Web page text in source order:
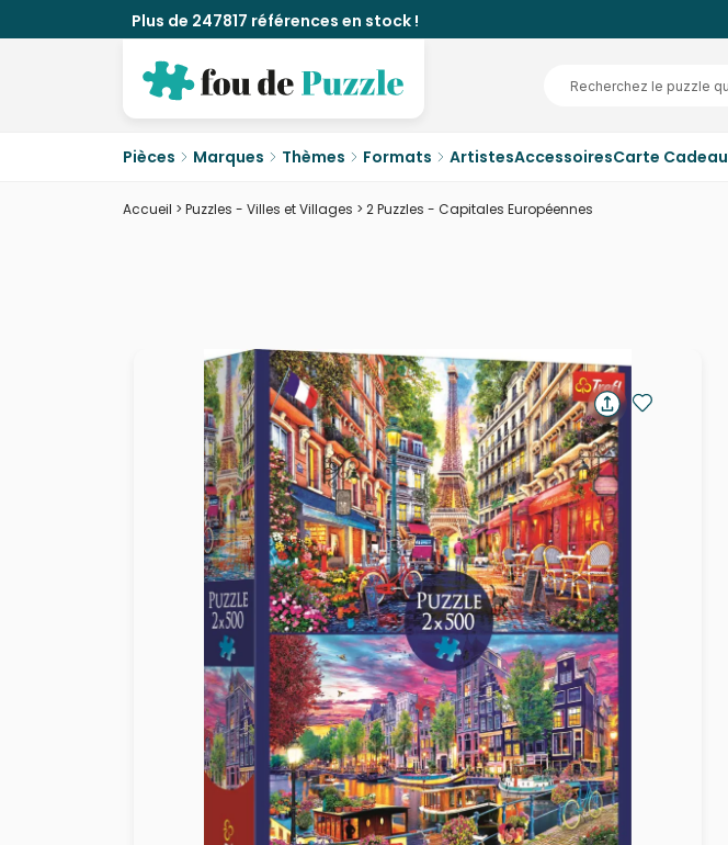
Plus de 247817 références en stock !
Pièces Marques Thèmes Formats ArtistesAccessoiresCarte Cadeau
Accueil > Puzzles - Villes et Villages > 2 Puzzles - Capitales Européennes